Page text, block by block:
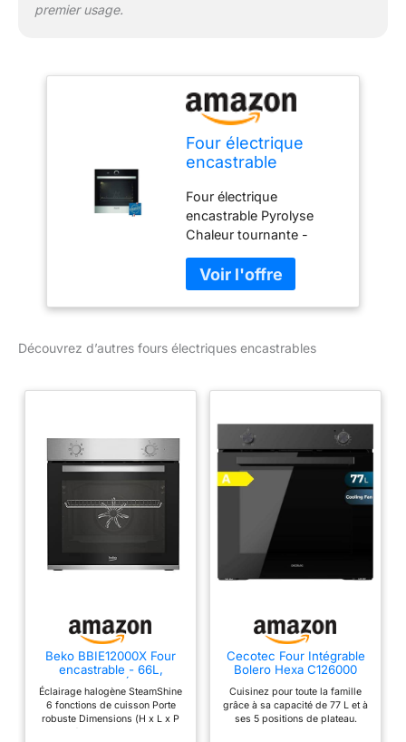
premier usage.
Four électrique
encastrable
tournante -
Multifonction -
BRANDT BXP5560X
- Inox - 73 L -
Classe A+
Four électrique
encastrable Pyrolyse
Chaleur tournante -
BXP5560X - Inox - 73 L
- Classe A+ -
rapido2shop
Découvrez d’autres fours électriques encastrables
Beko BBIE12000X Four
encastrable - 66L,
SteamShine, Éclairage
halogène, 6 fonctions de
cuisson, H x L x P (cm) :
59,5 x 59,4 x 56,7, Acier
Éclairage halogène SteamShine
6 fonctions de cuisson Porte
robuste Dimensions (H x L x P
Cecotec Four Intégrable
Bolero Hexa C126000
4 Fonctions, Mode
Convection, Steam Base
X2, Basse
Cuisinez pour toute la famille
grâce à sa capacité de 77 L et à
ses 5 positions de plateau.